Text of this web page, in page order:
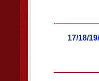
17/18/